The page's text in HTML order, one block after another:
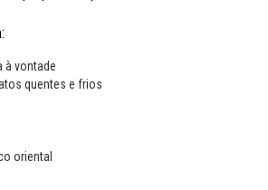
à vontade
quentes e frios
oriental